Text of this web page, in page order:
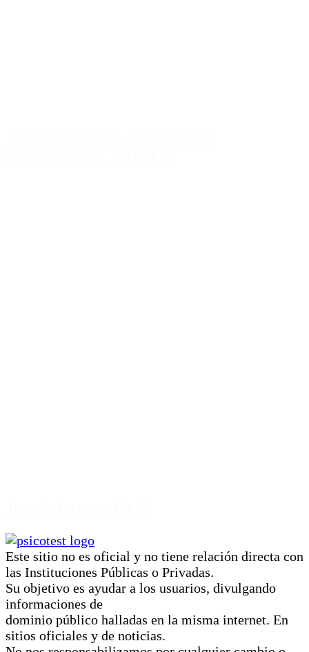
Este sitio no es oficial y no tiene relación directa con
las Instituciones Públicas o Privadas.
Su objetivo es ayudar a los usuarios, divulgando
informaciones de
dominio público halladas en la misma internet. En
sitios oficiales y de noticias.